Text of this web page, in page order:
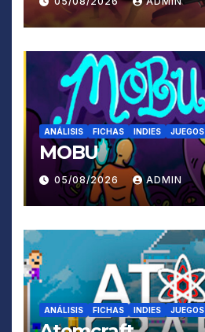
ANÁLISIS FICHAS INDIES JUEGOS
MOBU
05/08/2026 ADMIN
ANÁLISIS FICHAS INDIES JUEGOS